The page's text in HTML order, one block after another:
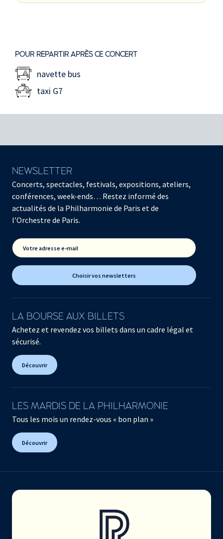
POUR REPARTIR APRÈS CE CONCERT
navette bus
taxi G7
NEWSLETTER
Concerts, spectacles, festivals, expositions, ateliers,
conférences, week-ends… Restez informé des
actualités de la Philharmonie de Paris et de
l’Orchestre de Paris.
Votre adresse e-mail
Choisir vos newsletters
LA BOURSE AUX BILLETS
Achetez et revendez vos billets dans un cadre légal et
sécurisé.
Découvrir
LES MARDIS DE LA PHILHARMONIE
Tous les mois un rendez-vous « bon plan »
Découvrir